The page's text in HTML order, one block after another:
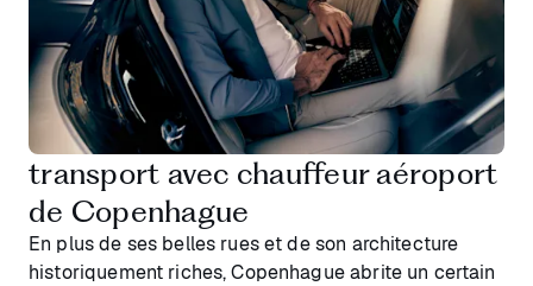
transport avec chauffeur aéroport
de Copenhague
En plus de ses belles rues et de son architecture
historiquement riches, Copenhague abrite un certain